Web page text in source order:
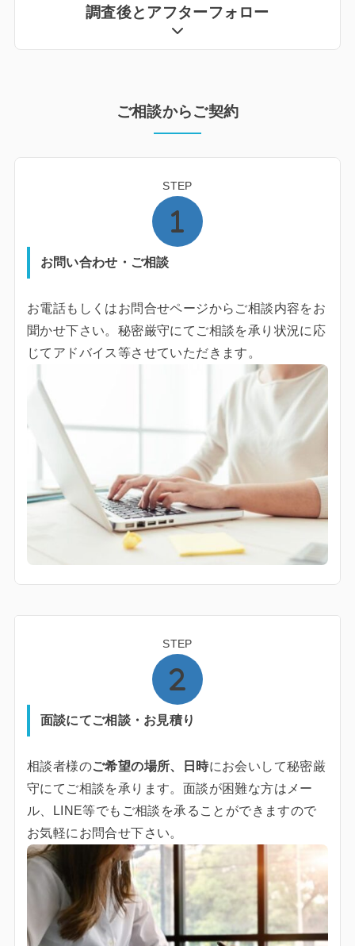
調査後とアフターフォロー
ご相談からご契約
STEP
お問い合わせ・ご相談
お電話もしくはお問合せページからご相談内容をお
聞かせ下さい。秘密厳守にてご相談を承り状況に応
じてアドバイス等させていただきます。
STEP
面談にてご相談・お見積り
相談者様のご希望の場所、日時にお会いして秘密厳
守にてご相談を承ります。面談が困難な方はメー
ル、LINE等でもご相談を承ることができますので
お気軽にお問合せ下さい。